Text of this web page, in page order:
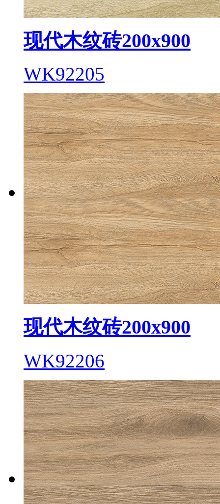
现代木纹砖200x900
WK92205
现代木纹砖200x900
WK92206